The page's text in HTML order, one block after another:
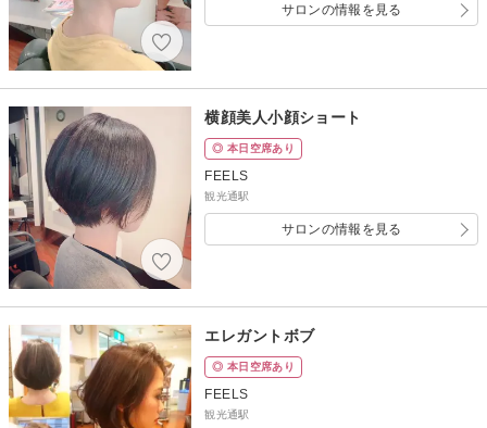
サロンの情報を見る
横顔美人小顔ショート
◎ 本日空席あり
FEELS
観光通駅
サロンの情報を見る
エレガントボブ
◎ 本日空席あり
FEELS
観光通駅